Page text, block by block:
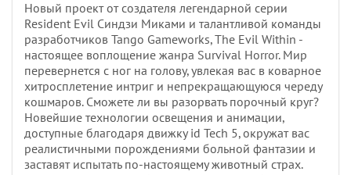
Новый проект от создателя легендарной серии
Resident Evil Синдзи Миками и талантливой команды
разработчиков Tango Gameworks, The Evil Within -
настоящее воплощение жанра Survival Horror. Мир
перевернется с ног на голову, увлекая вас в коварное
хитросплетение интриг и непрекращающуюся череду
кошмаров. Сможете ли вы разорвать порочный круг?
Новейшие технологии освещения и анимации,
доступные благодаря движку id Tech 5, окружат вас
реалистичными порождениями больной фантазии и
заставят испытать по-настоящему животный страх.